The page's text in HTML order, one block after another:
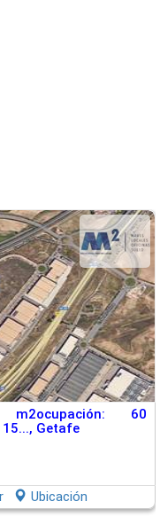
60
Getafe
Ubicación